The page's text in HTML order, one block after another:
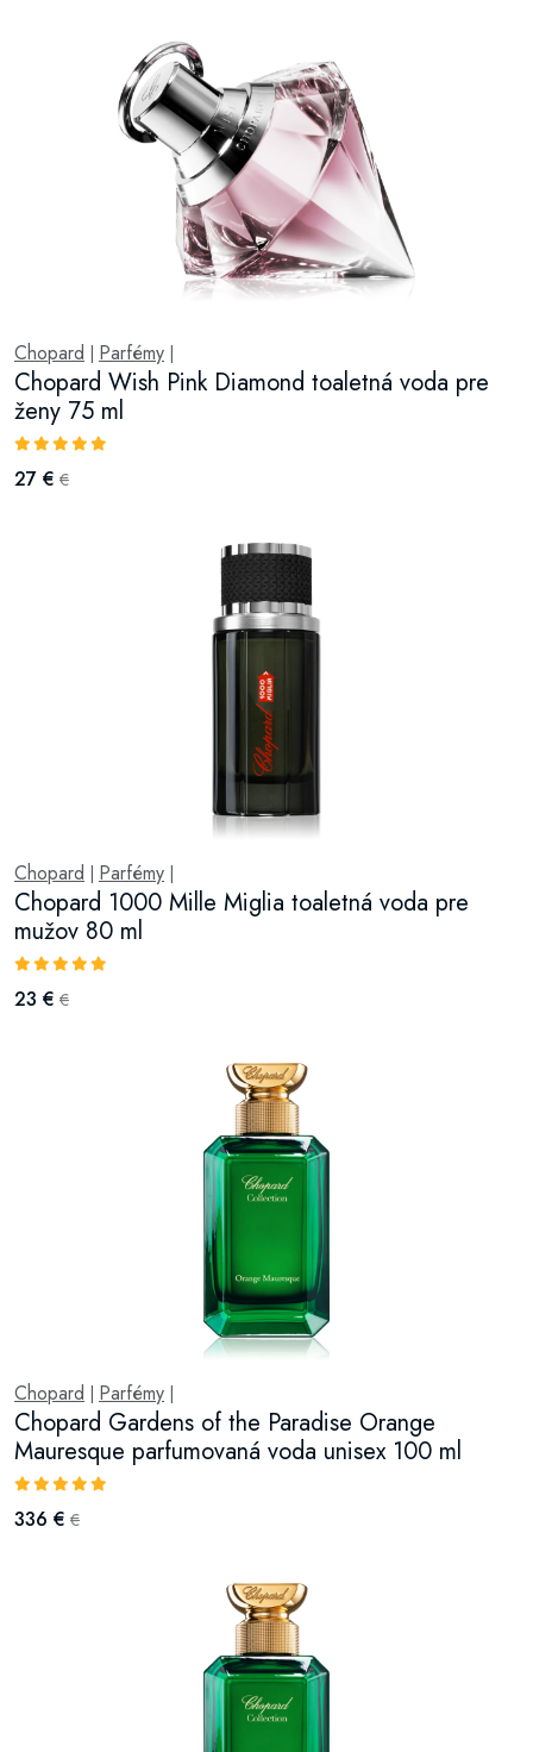
Chopard Parfémy
Chopard Wish Pink Diamond toaletná voda pre
ženy 75 ml
27 € €
Chopard Parfémy
Chopard 1000 Mille Miglia toaletná voda pre
mužov 80 ml
23 € €
Chopard Parfémy
Chopard Gardens of the Paradise Orange
Mauresque parfumovaná voda unisex 100 ml
336 € €